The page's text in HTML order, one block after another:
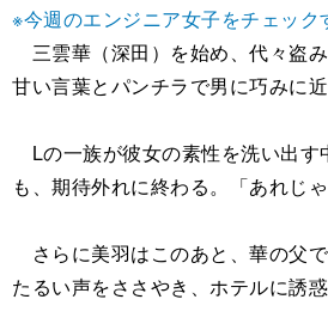
※今週のエンジニア女子をチェック
三雲華（深田）を始め、代々盗
甘い言葉とパンチラで男に巧みに
Lの一族が彼女の素性を洗い出す
も、期待外れに終わる。「あれじ
さらに美羽はこのあと、華の父
たるい声をささやき、ホテルに誘